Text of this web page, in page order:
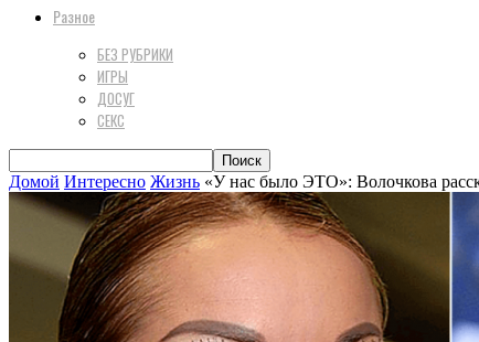
Разное
БЕЗ РУБРИКИ
ИГРЫ
ДОСУГ
СЕКС
Домой Интересно Жизнь «У нас было ЭТО»: Волочкова